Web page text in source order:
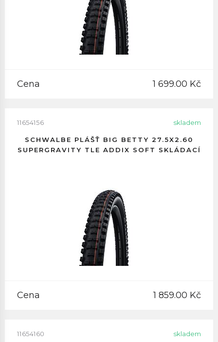
Cena 1 699.00 Kč
11654156 skladem
SCHWALBE PLÁŠŤ BIG BETTY 27.5X2.60
SUPERGRAVITY TLE ADDIX SOFT SKLÁDACÍ
Cena 1 859.00 Kč
11654160 skladem